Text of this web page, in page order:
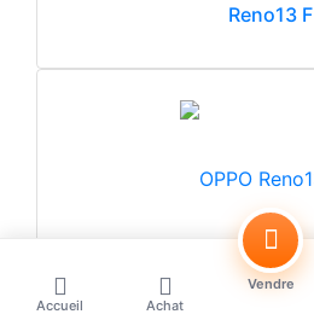
Accueil Achat
Vendre
Reno13 F